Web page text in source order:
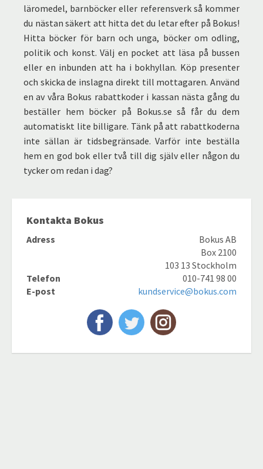
läromedel, barnböcker eller referensverk så kommer
du nästan säkert att hitta det du letar efter på Bokus!
Hitta böcker för barn och unga, böcker om odling,
politik och konst. Välj en pocket att läsa på bussen
eller en inbunden att ha i bokhyllan. Köp presenter
och skicka de inslagna direkt till mottagaren. Använd
en av våra Bokus rabattkoder i kassan nästa gång du
beställer hem böcker på Bokus.se så får du dem
automatiskt lite billigare. Tänk på att rabattkoderna
inte sällan är tidsbegränsade. Varför inte beställa
hem en god bok eller två till dig själv eller någon du
tycker om redan i dag?
Kontakta Bokus
Adress
Bokus AB
Box 2100
103 13 Stockholm
Telefon
010-741 98 00
E-post
kundservice@bokus.com